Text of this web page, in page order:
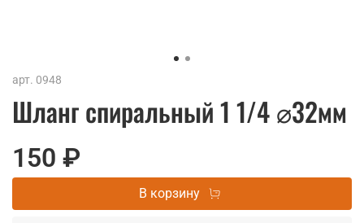
арт. 0948
Шланг спиральный 1 1/4 ⌀32мм
150 ₽
В корзину